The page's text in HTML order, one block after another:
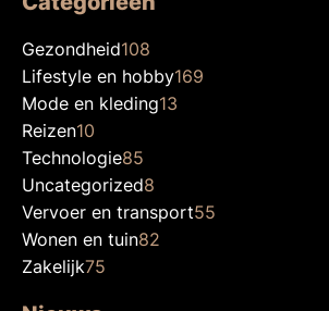
Gezondheid108
Lifestyle en hobby169
Mode en kleding13
Reizen10
Technologie85
Uncategorized8
Vervoer en transport55
Wonen en tuin82
Zakelijk75